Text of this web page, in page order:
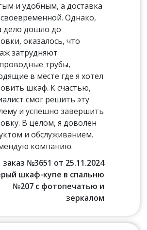
и удобным, а доставка
Однако,
дело дошло до
оказалось, что
затрудняют
трубы,
в месте где я хотел
шкаф. К счастью,
смог решить эту
и успешно завершить
В целом, я доволен
и обслуживанием.
компанию.
заказ №3651 от 25.11.2024
шкаф-купе в спальню
№207 с фотопечатью и
зеркалом